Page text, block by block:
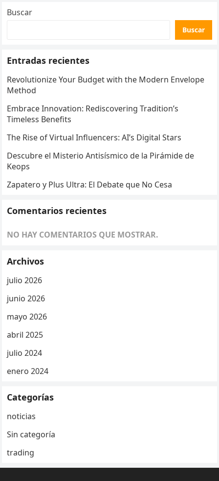
Buscar
Buscar
Entradas recientes
Revolutionize Your Budget with the Modern Envelope
Method
Embrace Innovation: Rediscovering Tradition’s
Timeless Benefits
The Rise of Virtual Influencers: AI’s Digital Stars
Descubre el Misterio Antisísmico de la Pirámide de
Keops
Zapatero y Plus Ultra: El Debate que No Cesa
Comentarios recientes
NO HAY COMENTARIOS QUE MOSTRAR.
Archivos
julio 2026
junio 2026
mayo 2026
abril 2025
julio 2024
enero 2024
Categorías
noticias
Sin categoría
trading